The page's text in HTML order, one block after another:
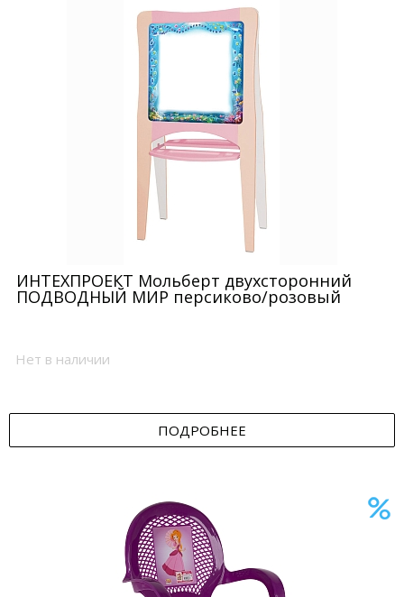
ИНТЕХПРОЕКТ Мольберт двухсторонний
ПОДВОДНЫЙ МИР персиково/розовый
Нет в наличии
ПОДРОБНЕЕ